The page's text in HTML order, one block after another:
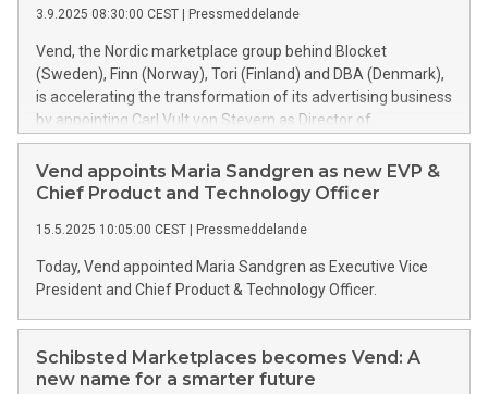
3.9.2025 08:30:00 CEST | Pressmeddelande
Vend, the Nordic marketplace group behind Blocket
(Sweden), Finn (Norway), Tori (Finland) and DBA (Denmark),
is accelerating the transformation of its advertising business
by appointing Carl Vult von Steyern as Director of
Advertising Products & Operations.
Vend appoints Maria Sandgren as new EVP &
Chief Product and Technology Officer
15.5.2025 10:05:00 CEST | Pressmeddelande
Today, Vend appointed Maria Sandgren as Executive Vice
President and Chief Product & Technology Officer.
Schibsted Marketplaces becomes Vend: A
new name for a smarter future